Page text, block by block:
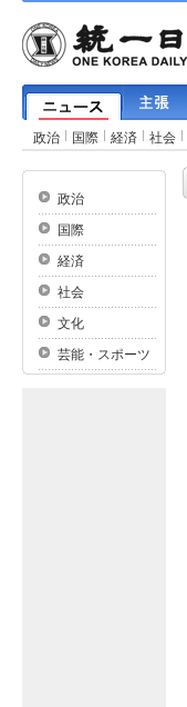
政治 国際 経済 社会
政治
国際
経済
社会
文化
芸能・スポーツ